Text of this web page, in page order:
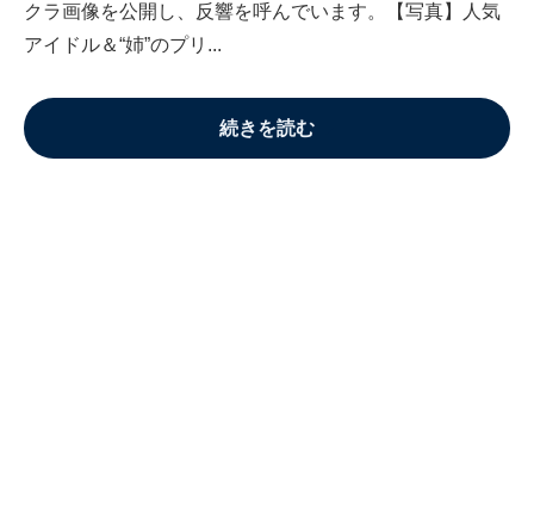
クラ画像を公開し、反響を呼んでいます。【写真】人気
アイドル＆“姉”のプリ...
続きを読む